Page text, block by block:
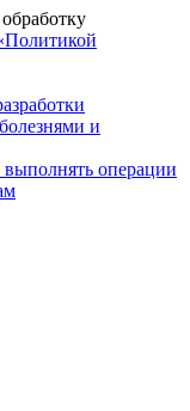
и
операции